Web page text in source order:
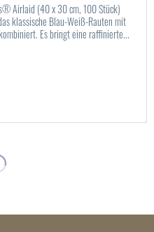
Airlaid (40 x 30 cm, 100 Stück)
klassische Blau-Weiß-Rauten mit
Es bringt eine raffinierte...